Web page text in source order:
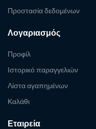
Προστασία δεδομένων
Λογαριασμός
Προφίλ
Ιστορικό παραγγελιών
Λίστα αγαπημένων
Καλάθι
Εταιρεία